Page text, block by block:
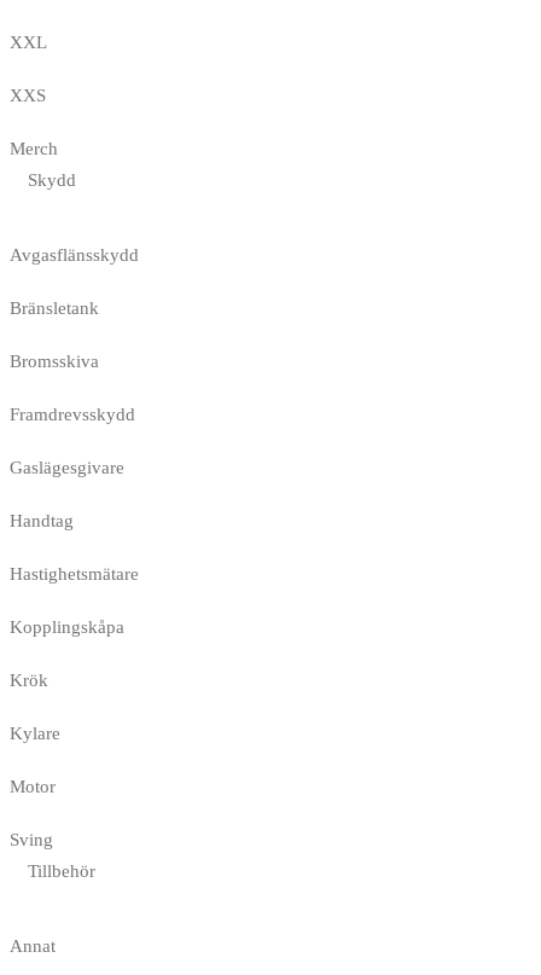
XXL
XXS
Merch
Skydd
Avgasflänsskydd
Bränsletank
Bromsskiva
Framdrevsskydd
Gaslägesgivare
Handtag
Hastighetsmätare
Kopplingskåpa
Krök
Kylare
Motor
Sving
Tillbehör
Annat